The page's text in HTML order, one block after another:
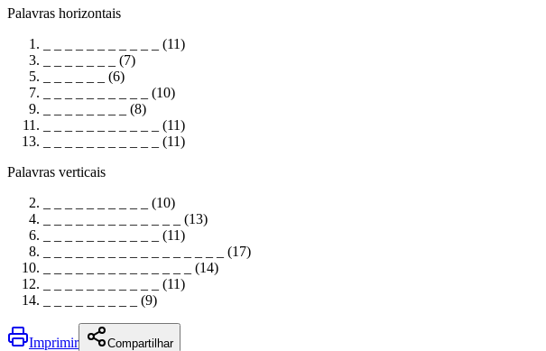
Palavras horizontais
_ _ _ _ _ _ _ _ _ _ _ (11)
_ _ _ _ _ _ _ (7)
_ _ _ _ _ _ (6)
_ _ _ _ _ _ _ _ _ _ (10)
_ _ _ _ _ _ _ _ (8)
_ _ _ _ _ _ _ _ _ _ _ (11)
_ _ _ _ _ _ _ _ _ _ _ (11)
Palavras verticais
_ _ _ _ _ _ _ _ _ _ (10)
_ _ _ _ _ _ _ _ _ _ _ _ _ (13)
_ _ _ _ _ _ _ _ _ _ _ (11)
_ _ _ _ _ _ _ _ _ _ _ _ _ _ _ _ _ (17)
_ _ _ _ _ _ _ _ _ _ _ _ _ _ (14)
_ _ _ _ _ _ _ _ _ _ _ (11)
_ _ _ _ _ _ _ _ _ (9)
Imprimir Compartilhar